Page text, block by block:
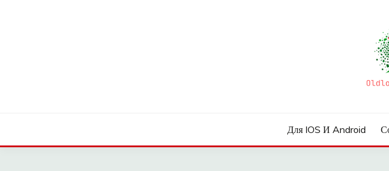
Для IOS И Android